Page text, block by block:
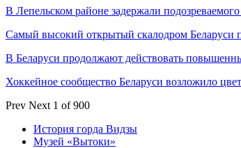
В Лепельском районе задержали подозреваемого
Самый высокий открытый скалодром Беларуси
В Беларуси продолжают действовать
Хоккейное сообщество Беларуси возложило
Prev Next 1 of 900
История горда Видзы
Музей «Вытоки»